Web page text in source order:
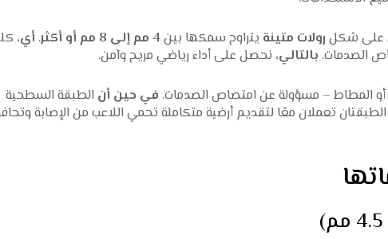
على شكل رولات متينة يتراوح سمكها بين4 مم إلى 8 مم أو أكثر . أي،
الصدمات. بالتالي، نحصل على أداء رياضي مريح وآمن.
أو المطاط – مسؤولة عن امتصاص الصدمات. في حين أن الطبقة السطحية
تعملان معًا لتقديم أرضية متكاملة تحمي اللاعب من الإصابة